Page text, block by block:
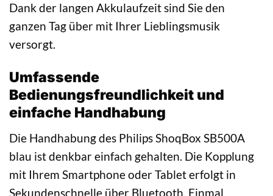
Dank der langen Akkulaufzeit sind Sie den
ganzen Tag über mit Ihrer Lieblingsmusik
versorgt.
Umfassende
Bedienungsfreundlichkeit und
einfache Handhabung
Die Handhabung des Philips ShoqBox SB500A
blau ist denkbar einfach gehalten. Die Kopplung
mit Ihrem Smartphone oder Tablet erfolgt in
Sekundenschnelle über Bluetooth. Einmal